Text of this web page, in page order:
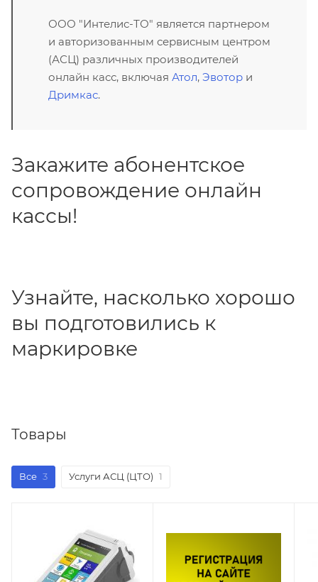
ООО "Интелис-ТО" является партнером
и авторизованным сервисным центром
(АСЦ) различных производителей
онлайн касс, включая Атол, Эвотор и
Дримкас.
Закажите абонентское
сопровождение онлайн
кассы!
Узнайте, насколько хорошо
вы подготовились к
маркировке
Товары
Все 3 Услуги АСЦ (ЦТО) 1